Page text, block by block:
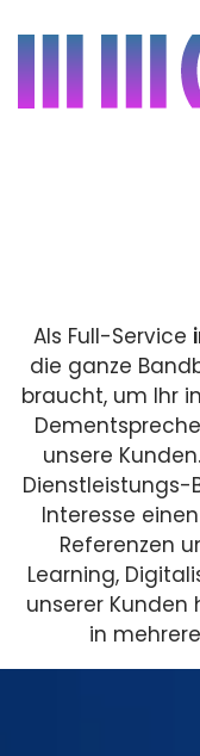
Über uns
Aktuelles
Kontakt
Als Full-Service
die ganze
braucht, um Ihr
unsere
Dienstleistungs-
Interesse
Referenzen
Learning,
unserer Kunden
in